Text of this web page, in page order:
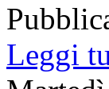
Leggi